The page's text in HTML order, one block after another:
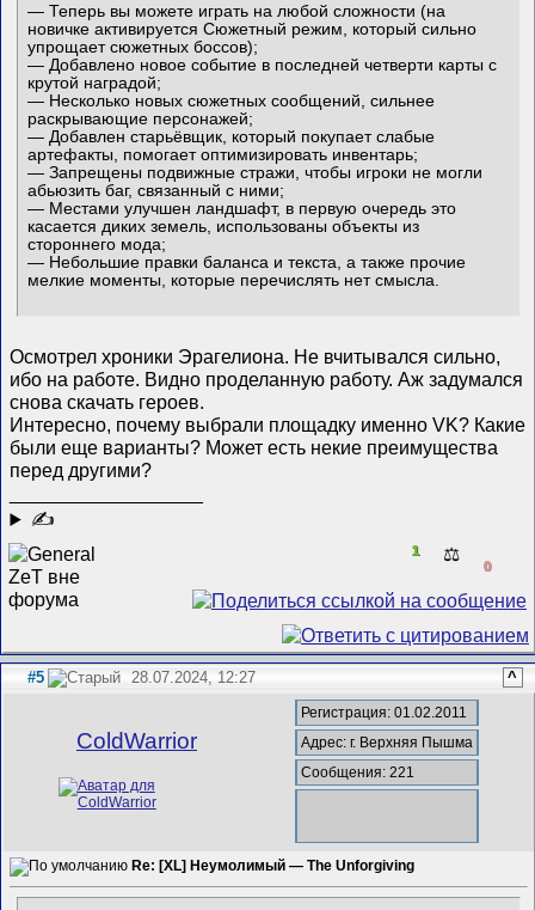
— Теперь вы можете играть на любой сложности (на
новичке активируется Сюжетный режим, который сильно
упрощает сюжетных боссов);
— Добавлено новое событие в последней четверти карты с
крутой наградой;
— Несколько новых сюжетных сообщений, сильнее
раскрывающие персонажей;
— Добавлен старьёвщик, который покупает слабые
артефакты, помогает оптимизировать инвентарь;
— Запрещены подвижные стражи, чтобы игроки не могли
абьюзить баг, связанный с ними;
— Местами улучшен ландшафт, в первую очередь это
касается диких земель, использованы объекты из
стороннего мода;
— Небольшие правки баланса и текста, а также прочие
мелкие моменты, которые перечислять нет смысла.
Осмотрел хроники Эрагелиона. Не вчитывался сильно,
ибо на работе. Видно проделанную работу. Аж задумался
снова скачать героев.
Интересно, почему выбрали площадку именно VK? Какие
были еще варианты? Может есть некие преимущества
перед другими?
✍
1 ⚖️
0
#5 28.07.2024, 12:27 ^
ColdWarrior
Регистрация: 01.02.2011
Адрес: г. Верхняя Пышма
Сообщения: 221
Re: [XL] Неумолимый — The Unforgiving